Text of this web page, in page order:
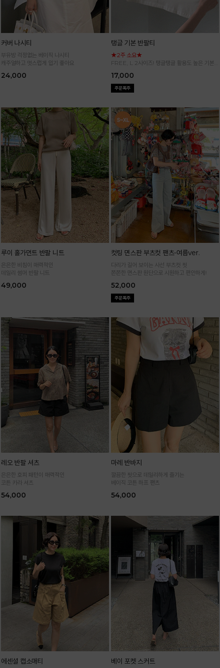
커버 나시티
부유방 걱정없는 베이직 나시티
캐주얼하고 멋스럽게 입기 좋아요
24,000
탱글 기본 반팔티
★2주 소요★
FREE, L 2사이즈! 탱글탱글 활용도 높은 기본
17,000
루이 홀가먼트 반팔 니트
은은한 비침이 매력적인
데일리 썸머 반팔 니트
49,000
컷팅 면스판 부츠컷 팬츠-여름ver.
다리가 길어 보이는 사선 부츠컷 핏
쫀쫀한 면스판 원단으로 시원하고 편안하게!
52,000
레오 반팔 셔츠
은은한 호피 패턴이 매력적인
코튼 카라 셔츠
54,000
마레 반바지
깔끔한 핏으로 데일리하게 즐기는
베이직 코튼 하프 팬츠
54,000
에센셜 캡소매티 베이 포켓 스커트